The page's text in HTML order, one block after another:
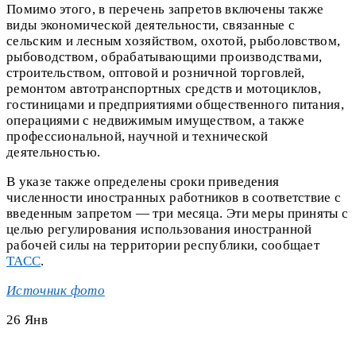
Помимо этого, в перечень запретов включены также
виды экономической деятельности, связанные с
сельским и лесным хозяйством, охотой, рыболовством,
рыбоводством, обрабатывающими производствами,
строительством, оптовой и розничной торговлей,
ремонтом автотранспортных средств и мотоциклов,
гостиницами и предприятиями общественного питания,
операциями с недвижимым имуществом, а также
профессиональной, научной и технической
деятельностью.
В указе также определены сроки приведения
численности иностранных работников в соответствие с
введенным запретом — три месяца. Эти меры приняты с
целью регулирования использования иностранной
рабочей силы на территории республики, сообщает
ТАСС.
Источник фото
26 Янв